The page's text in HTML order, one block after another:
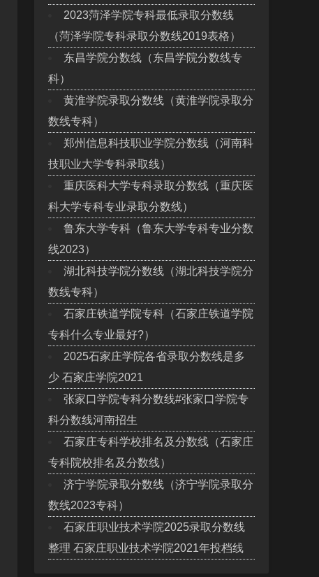
2023菏泽学院专科最低录取分数线
（菏泽学院专科录取分数线2019表格）
东昌学院分数线（东昌学院分数线专
科）
黄淮学院录取分数线（黄淮学院录取分
数线专科）
郑州信息科技职业学院分数线（河南科
技职业大学专科录取线）
重庆医科大学专科录取分数线（重庆医
科大学专科专业录取分数线）
鲁东大学专科（鲁东大学专科专业分数
线2023）
湖北科技学院分数线（湖北科技学院分
数线专科）
石家庄铁道学院专科（石家庄铁道学院
专科什么专业最好?）
2025石家庄学院各省录取分数线是多
少 石家庄学院2021
张家口学院专科分数线#张家口学院专
科分数线河南招生
石家庄专科学校排名及分数线（石家庄
专科院校排名及分数线）
济宁学院录取分数线（济宁学院录取分
数线2023专科）
石家庄职业技术学院2025录取分数线
整理 石家庄职业技术学院2021年投档线